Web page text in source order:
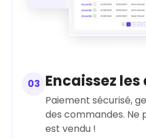
03 Encaissez
Paiement sécurisé,
des commandes. Ne